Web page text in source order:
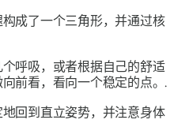
成了一个三角形，并通过核
呼吸，或者根据自己的舒适
前看，看向一个稳定的点。.
回到直立姿势，并注意身体